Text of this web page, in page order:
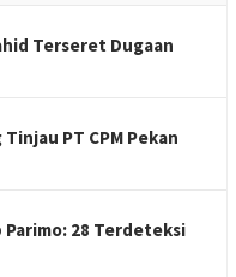
Terseret Dugaan
PT CPM Pekan
Parimo: 28 Terdeteksi